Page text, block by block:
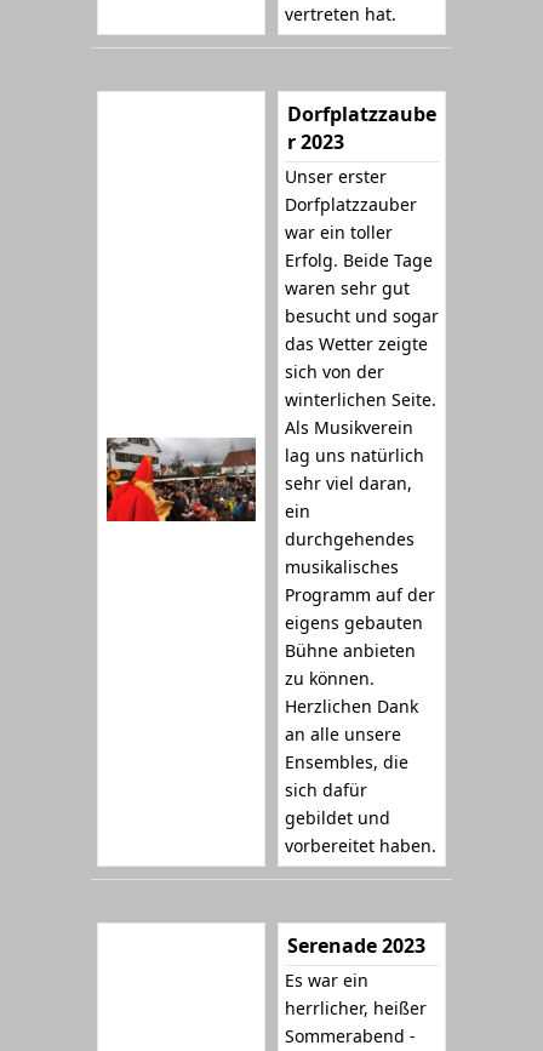
vertreten hat.
Dorfplatzzaube
r 2023
Unser erster
Dorfplatzzauber
war ein toller
Erfolg. Beide Tage
waren sehr gut
besucht und sogar
das Wetter zeigte
sich von der
winterlichen Seite.
Als Musikverein
lag uns natürlich
sehr viel daran,
ein
durchgehendes
musikalisches
Programm auf der
eigens gebauten
Bühne anbieten
zu können.
Herzlichen Dank
an alle unsere
Ensembles, die
sich dafür
gebildet und
vorbereitet haben.
Serenade 2023
Es war ein
herrlicher, heißer
Sommerabend -